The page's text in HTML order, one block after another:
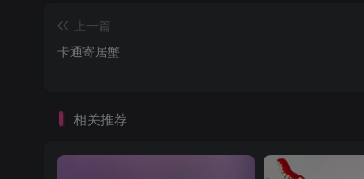
上一篇
卡通寄居蟹
相关推荐